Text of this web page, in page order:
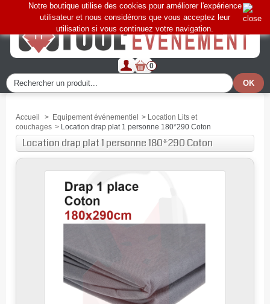
0
Notre boutique utilise des cookies pour améliorer l'expérience
utilisateur et nous considérons que vous acceptez leur
utilisation si vous continuez votre navigation.
Accueil > Equipement événementiel > Location Lits et
couchages > Location drap plat 1 personne 180*290 Coton
Location drap plat 1 personne 180*290 Coton